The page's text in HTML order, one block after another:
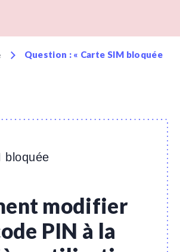
Question : « Carte SIM bloquée
bloquée
modifier
PIN à la